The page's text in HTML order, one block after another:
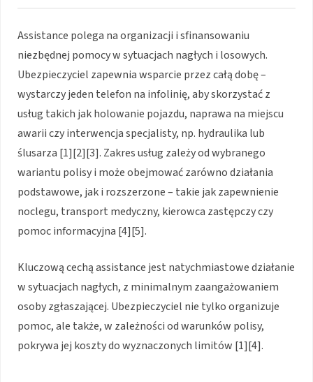
Assistance polega na organizacji i sfinansowaniu
niezbędnej pomocy w sytuacjach nagłych i losowych.
Ubezpieczyciel zapewnia wsparcie przez całą dobę –
wystarczy jeden telefon na infolinię, aby skorzystać z
usług takich jak holowanie pojazdu, naprawa na miejscu
awarii czy interwencja specjalisty, np. hydraulika lub
ślusarza [1][2][3]. Zakres usług zależy od wybranego
wariantu polisy i może obejmować zarówno działania
podstawowe, jak i rozszerzone – takie jak zapewnienie
noclegu, transport medyczny, kierowca zastępczy czy
pomoc informacyjna [4][5].
Kluczową cechą assistance jest natychmiastowe działanie
w sytuacjach nagłych, z minimalnym zaangażowaniem
osoby zgłaszającej. Ubezpieczyciel nie tylko organizuje
pomoc, ale także, w zależności od warunków polisy,
pokrywa jej koszty do wyznaczonych limitów [1][4].